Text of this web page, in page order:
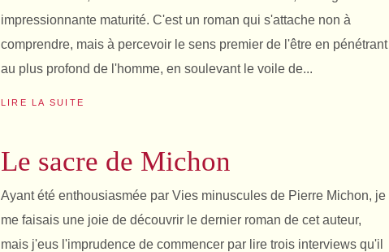
impressionnante maturité. C'est un roman qui s'attache non à
comprendre, mais à percevoir le sens premier de l'être en pénétrant
au plus profond de l'homme, en soulevant le voile de...
LIRE LA SUITE
Le sacre de Michon
Ayant été enthousiasmée par Vies minuscules de Pierre Michon, je
me faisais une joie de découvrir le dernier roman de cet auteur,
mais j'eus l'imprudence de commencer par lire trois interviews qu'il